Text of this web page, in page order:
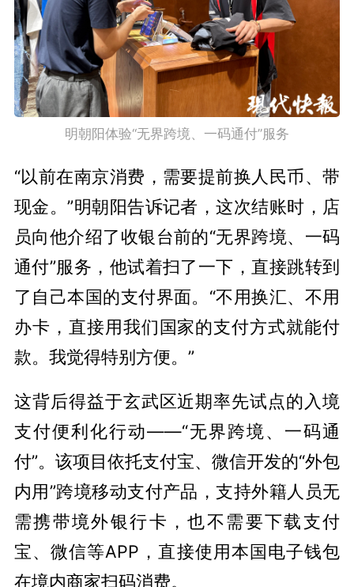
明朝阳体验“无界跨境、一码通付”服务
“以前在南京消费，需要提前换人民币、带
现金。”明朝阳告诉记者，这次结账时，店
员向他介绍了收银台前的“无界跨境、一码
通付”服务，他试着扫了一下，直接跳转到
了自己本国的支付界面。“不用换汇、不用
办卡，直接用我们国家的支付方式就能付
款。我觉得特别方便。”
这背后得益于玄武区近期率先试点的入境
支付便利化行动——“无界跨境、一码通
付”。该项目依托支付宝、微信开发的“外包
内用”跨境移动支付产品，支持外籍人员无
需携带境外银行卡，也不需要下载支付
宝、微信等APP，直接使用本国电子钱包
在境内商家扫码消费。